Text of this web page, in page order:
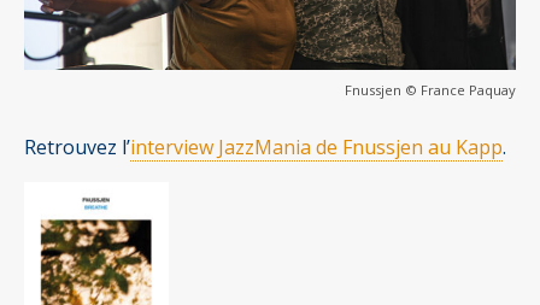
Fnussjen © France Paquay
Retrouvez l’interview JazzMania de Fnussjen au Kapp.